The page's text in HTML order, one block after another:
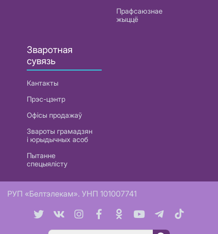
Прафсаюзнае
жыццё
Зваротная
сувязь
Кантакты
Прэс-цэнтр
Офісы продажаў
Звароты грамадзян
і юрыдычных асоб
Пытанне
спецыялісту
РУП «Белтэлекам». УНП 101007741